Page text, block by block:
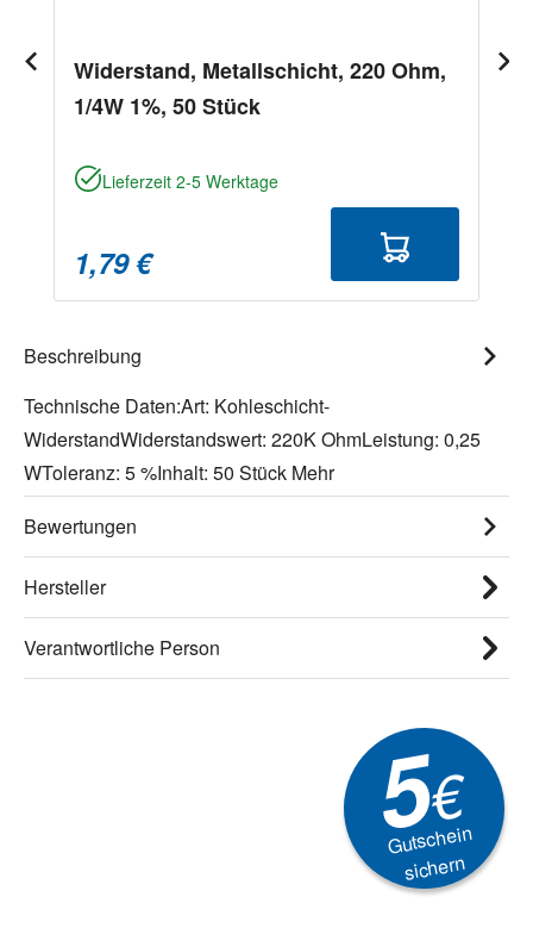
Widerstand, Metallschicht, 220 Ohm,
1/4W 1%, 50 Stück
Lieferzeit 2-5 Werktage
1,79 €
Beschreibung
Technische Daten:Art: Kohleschicht-
WiderstandWiderstandswert: 220K OhmLeistung: 0,25
WToleranz: 5 %Inhalt: 50 Stück Mehr
Bewertungen
Hersteller
Verantwortliche Person
5€
Gutschein
sichern